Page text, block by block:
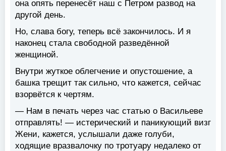
она опять перенесёт наш с Петром развод на
другой день.
Но, слава богу, теперь всё закончилось. И я
наконец стала свободной разведённой
женщиной.
Внутри жуткое облегчение и опустошение, а
башка трещит так сильно, что кажется, сейчас
взорвётся к чертям.
— Нам в печать через час статью о Васильеве
отправлять! — истерический и паникующий визг
Жени, кажется, услышали даже голуби,
ходящие вразвалочку по тротуару недалеко от